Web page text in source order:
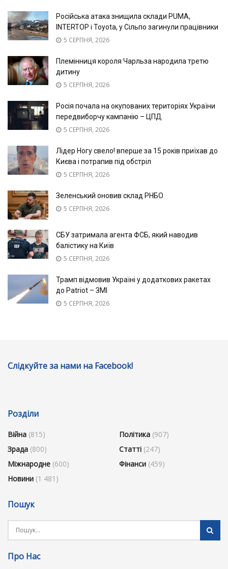
Російська атака знищила склади PUMA,
INTERTOP і Toyota, у Сільпо загинули працівники
5 СЕРПНЯ, 2026
Племінниця короля Чарльза народила третю
дитину
5 СЕРПНЯ, 2026
Росія почала на окупованих територіях України
передвиборчу кампанію – ЦПД
5 СЕРПНЯ, 2026
Лідер Ногу свело! вперше за 15 років приїхав до
Києва і потрапив під обстріл
5 СЕРПНЯ, 2026
Зеленський оновив склад РНБО
5 СЕРПНЯ, 2026
СБУ затримала агента ФСБ, який наводив
балістику на Київ
5 СЕРПНЯ, 2026
Трамп відмовив Україні у додаткових ракетах
до Patriot – ЗМІ
5 СЕРПНЯ, 2026
Слідкуйте за нами на Facebook!
Розділи
Війна (815)
Зрада (800)
Міжнародне (600)
Новини (1 481)
Політика (907)
Статті (247)
Фінанси (459)
Пошук
Про Нас